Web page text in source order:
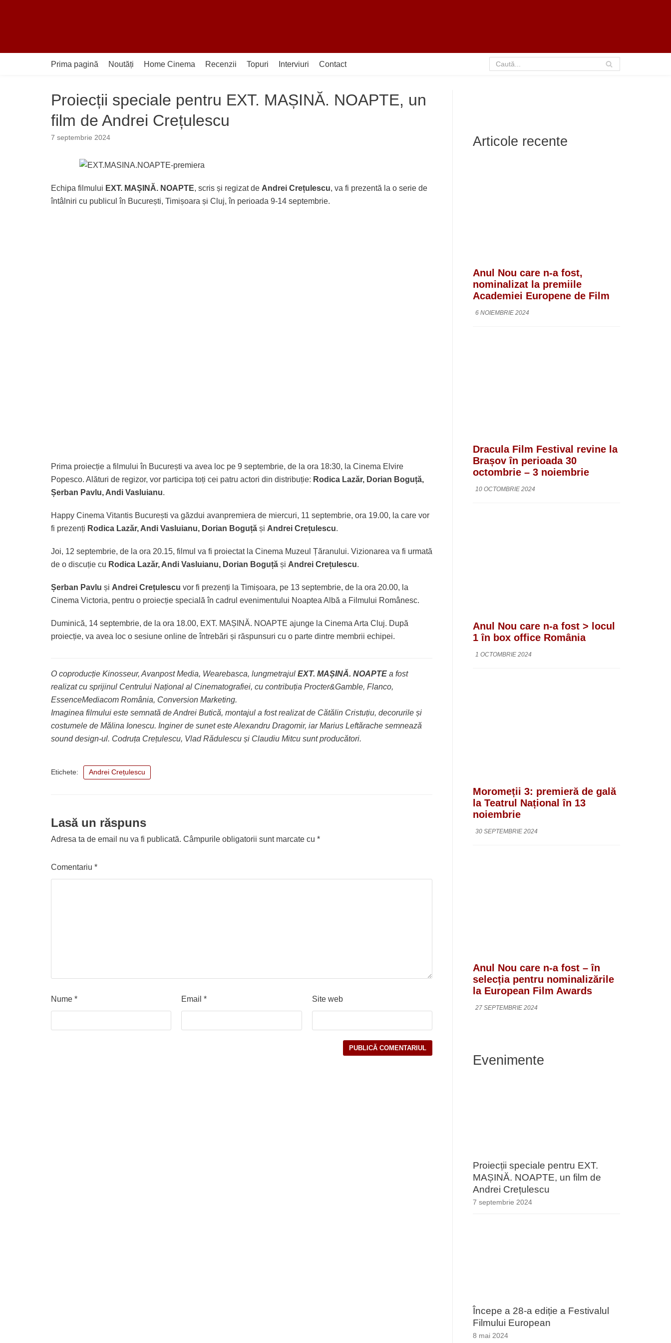
conținut
Prima pagină
Noutăți Home Cinema Recenzii Topuri Interviuri Contact
Proiecții speciale pentru EXT. MAȘINĂ. NOAPTE, un
film de Andrei Crețulescu
7 septembrie 2024
Echipa filmului EXT. MAȘINĂ. NOAPTE, scris și regizat de Andrei Crețulescu, va fi prezentă la o serie de
întâlniri cu publicul în București, Timișoara și Cluj, în perioada 9-14 septembrie.
Prima proiecție a filmului în București va avea loc pe 9 septembrie, de la ora 18:30, la Cinema Elvire
Popesco. Alături de regizor, vor participa toți cei patru actori din distribuție: Rodica Lazăr, Dorian Boguță,
Șerban Pavlu, Andi Vasluianu.
Happy Cinema Vitantis București va găzdui avanpremiera de miercuri, 11 septembrie, ora 19.00, la care vor
fi prezenți Rodica Lazăr, Andi Vasluianu, Dorian Boguță și Andrei Crețulescu.
Joi, 12 septembrie, de la ora 20.15, filmul va fi proiectat la Cinema Muzeul Țăranului. Vizionarea va fi urmată
de o discuție cu Rodica Lazăr, Andi Vasluianu, Dorian Boguță și Andrei Crețulescu.
Șerban Pavlu și Andrei Crețulescu vor fi prezenți la Timișoara, pe 13 septembrie, de la ora 20.00, la
Cinema Victoria, pentru o proiecție specială în cadrul evenimentului Noaptea Albă a Filmului Românesc.
Duminică, 14 septembrie, de la ora 18.00, EXT. MAȘINĂ. NOAPTE ajunge la Cinema Arta Cluj. După
proiecție, va avea loc o sesiune online de întrebări și răspunsuri cu o parte dintre membrii echipei.
O coproducție Kinosseur, Avanpost Media, Wearebasca, lungmetrajul EXT. MAȘINĂ. NOAPTE a fost
realizat cu sprijinul Centrului Național al Cinematografiei, cu contribuția Procter&Gamble, Flanco,
EssenceMediacom România, Conversion Marketing.
Imaginea filmului este semnată de Andrei Butică, montajul a fost realizat de Cătălin Cristuțiu, decorurile și
costumele de Mălina Ionescu. Inginer de sunet este Alexandru Dragomir, iar Marius Leftărache semnează
sound design-ul. Codruța Crețulescu, Vlad Rădulescu și Claudiu Mitcu sunt producători.
Etichete: Andrei Crețulescu
Lasă un răspuns
Adresa ta de email nu va fi publicată. Câmpurile obligatorii sunt marcate cu *
Comentariu *
Nume * Email* Site web
Articole recente
Anul Nou care n-a fost,
nominalizat la premiile
Academiei Europene de Film
6 NOIEMBRIE 2024
Dracula Film Festival revine la
Brașov în perioada 30
octombrie – 3 noiembrie
10 OCTOMBRIE 2024
Anul Nou care n-a fost > locul
1 în box office România
1 OCTOMBRIE 2024
Moromeții 3: premieră de gală
la Teatrul Național în 13
noiembrie
30 SEPTEMBRIE 2024
Anul Nou care n-a fost – în
selecția pentru nominalizările
la European Film Awards
27 SEPTEMBRIE 2024
Evenimente
Proiecții speciale pentru EXT.
MAȘINĂ. NOAPTE, un film de
Andrei Crețulescu
7 septembrie 2024
Începe a 28-a ediție a Festivalul
Filmului European
8 mai 2024